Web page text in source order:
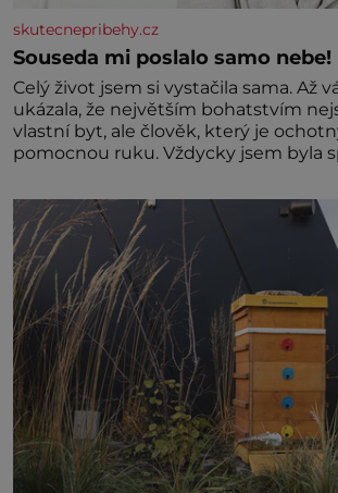
skutecnepribehy.cz
Souseda mi poslalo samo nebe!
Celý život jsem si vystačila sama. Až
ukázala, že největším bohatstvím
vlastní byt, ale člověk, který je
pomocnou ruku. Vždycky jsem byla
ani partnera. Stačily mi knihy, práce a
Hned po studiích jsem odešla z